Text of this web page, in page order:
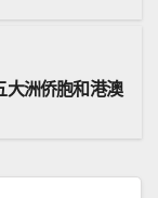
大洲侨胞和港澳